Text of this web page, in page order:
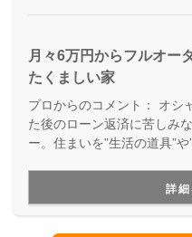
月々6万円からフルオー
たくましい家
プロからのコメント： オシ
た後のローン返済に苦しみ
ー。住まいを”生活の道具”
え、デザイン性とコストパ
れるブランドです。月々無
想の家づくりを叶えてくれ
詳